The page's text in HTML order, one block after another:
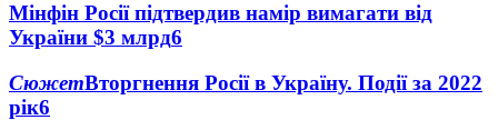
Мінфін Росії підтвердив намір вимагати від
України $3 млрд6
СюжетВторгнення Росії в Україну. Події за 2022
рік6